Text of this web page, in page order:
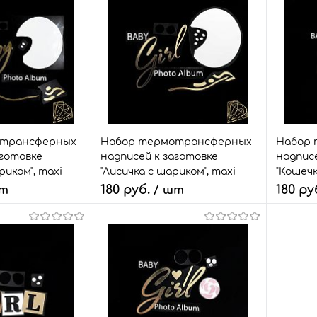
Сравнить
6 шт.
В корзину
Быстрый заказ
Сравнить
В избранное
7 шт.
maxi
Сравнить
Набор термотрансферных
надписей к заготовке
"Лисичка с шариком", maxi
180 руб. / шт
В корзину
Быстрый заказ
Сравнить
Набор
180